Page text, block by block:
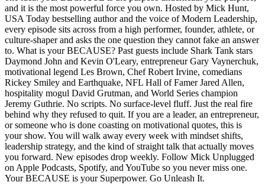
and it is the most powerful force you own. Hosted by Mick Hunt,
USA Today bestselling author and the voice of Modern Leadership,
every episode sits across from a high performer, founder, athlete, or
culture-shaper and asks the one question they cannot fake an answer
to. What is your BECAUSE? Past guests include Shark Tank stars
Daymond John and Kevin O'Leary, entrepreneur Gary Vaynerchuk,
motivational legend Les Brown, Chef Robert Irvine, comedians
Rickey Smiley and Earthquake, NFL Hall of Famer Jared Allen,
hospitality mogul David Grutman, and World Series champion
Jeremy Guthrie. No scripts. No surface-level fluff. Just the real fire
behind why they refused to quit. If you are a leader, an entrepreneur,
or someone who is done coasting on motivational quotes, this is
your show. You will walk away every week with mindset shifts,
leadership strategy, and the kind of straight talk that actually moves
you forward. New episodes drop weekly. Follow Mick Unplugged
on Apple Podcasts, Spotify, and YouTube so you never miss one.
Your BECAUSE is your Superpower. Go Unleash It.